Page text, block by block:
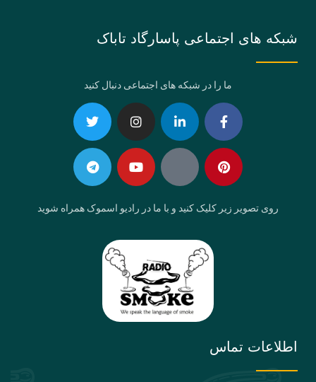
شبکه های اجتماعی پاسارگاد تاباک
ما را در شبکه های اجتماعی دنبال کنید
Facebook-
f
Linkedin-
in
Instagram
Twitter Pinterest
Eaparat
Youtube
Telegram
روی تصویر زیر کلیک کنید و با ما در رادیو اسموک همراه شوید
اطلاعات تماس